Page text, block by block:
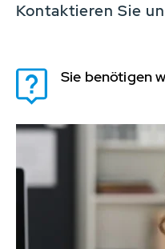
Kontaktieren Sie
Sie benötigen